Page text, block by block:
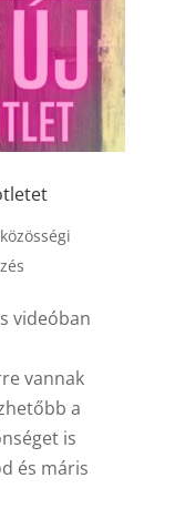
közösségi
videóban
vannak
a
is
és máris